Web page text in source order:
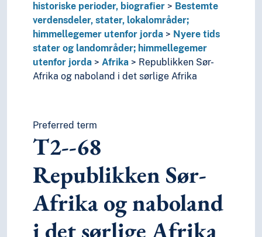
Samfunnsvitenskap
Språk
Teknologi
historiske perioder, biografier
Bestemte
verdensdeler, stater, lokalområder;
himmellegemer utenfor jorda
Nyere tids
stater og landområder; himmellegemer
utenfor jorda
Afrika
Republikken Sør-
Afrika og naboland i det sørlige Afrika
Preferred term
T2--68
Republikken Sør-
Afrika og naboland
i det sørlige Afrika